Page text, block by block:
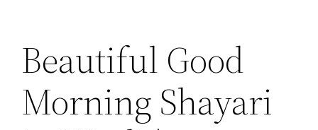
Beautiful Good
Morning Shayari